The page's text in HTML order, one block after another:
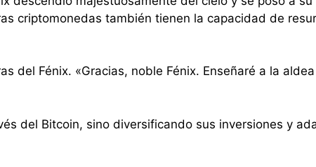
criptomonedas también tienen la capacidad de
del Fénix. «Gracias, noble Fénix. Enseñaré a la
del Bitcoin, sino diversificando sus inversiones y